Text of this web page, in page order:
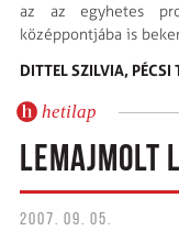
az az egyhetes
középpontjába is
DITTEL SZILVIA, PÉCSI
hetilap
LEMAJMOLT
2007. 09. 05.